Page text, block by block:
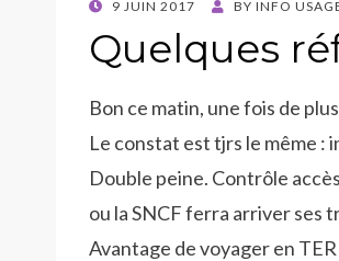
POSTED
9 JUIN 2017 BY INFO
Quelques
Bon ce matin, une fois de
Le constat est tjrs le même :
Double peine. Contrôle
ou la SNCF ferra arriver ses
Avantage de voyager en